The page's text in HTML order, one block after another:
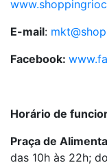
E-mail:
Facebook:
Horário de
Praça de
das 10h às 22h;